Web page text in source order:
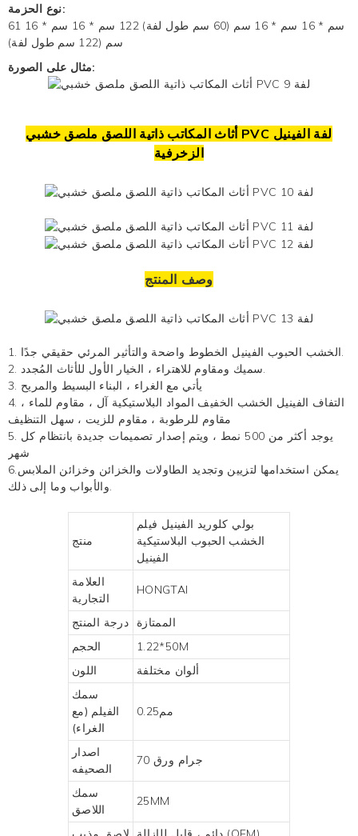
نوع الحزمة:
61 سم * 16 سم * 16 سم (60 سم طول لفة) 122 سم * 16 سم * 16
سم (122 سم طول لفة)
مثال على الصورة:
أثاث المكاتب ذاتية اللصق ملصق خشبي PVC لفة الفينيل
الزخرفية
وصف المنتج
1. الخشب الحبوب الفينيلالخطوط واضحة والتأثير المرئي حقيقي جدًا.
2. سميك ومقاوم للاهتراء ، الخيار الأول للأثاث المُجدد.
3. يأتي مع الغراء ، البناء البسيط والمريح
4.
التفاف الفينيل الخشب الخفيف المواد البلاستيكية آل ، مقاوم للماء ،
مقاوم للرطوبة ، مقاوم للزيت ، سهل التنظيف
5. يوجد أكثر من 500 نمط ، ويتم إصدار تصميمات جديدة بانتظام كل
شهر
6.يمكن استخدامها لتزيين وتجديد الطاولات والخزائن وخزائن الملابس
والأبواب وما إلى ذلك.
منتج
بولي كلوريد الفينيل فيلم
الخشب الحبوب البلاستيكية
الفينيل
العلامة
التجارية
HONGTAI
درجة المنتج
الممتازة
الحجم
1.22*50M
اللون
ألوان مختلفة
سمك
الفيلم (مع
الغراء)
مم0.25
اصدار
الصحيفه
70 جرام ورق
سمك
اللاصق
25MM